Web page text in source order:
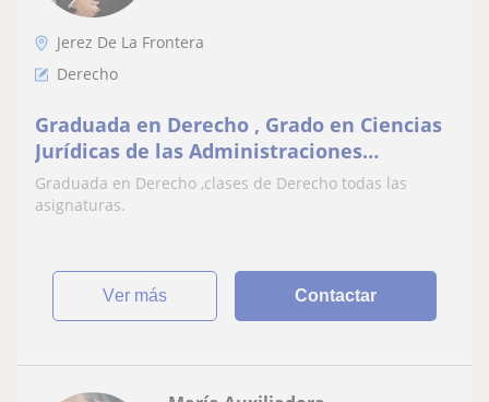
Jerez De La Frontera
Derecho
Graduada en Derecho , Grado en Ciencias
Jurídicas de las Administraciones
Públicas,clases de Derecho todas las
asignaturas
Graduada en Derecho ,clases de Derecho todas las
asignaturas.
ver más Contactar